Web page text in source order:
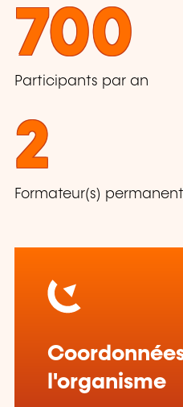
700
Participants par an
2
Formateur(s)
l'organisme